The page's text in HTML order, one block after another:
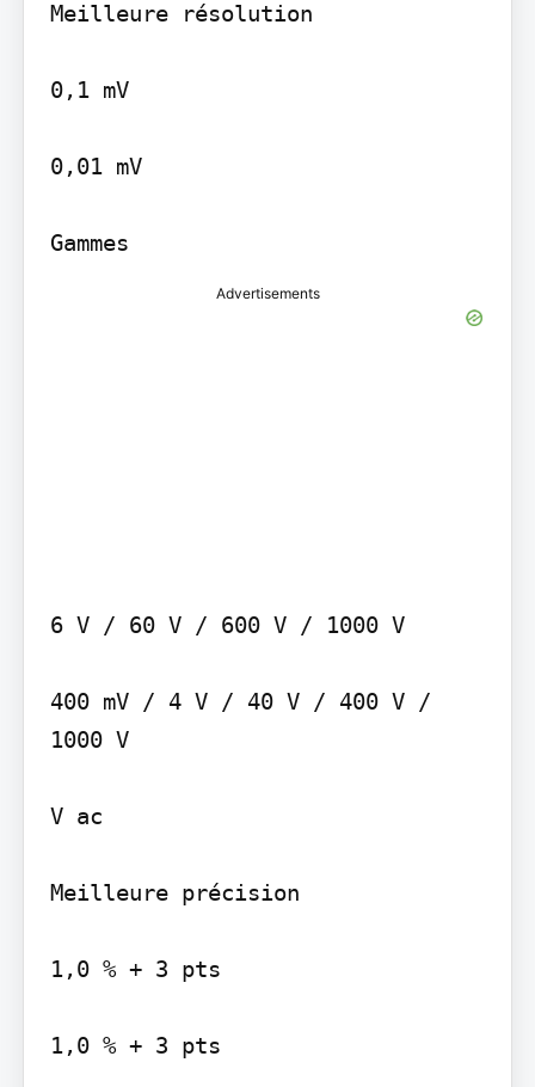
Meilleure résolution
0,1 mV
0,01 mV
Advertisements
6 V / 60 V / 600 V / 1000 V
400 mV / 4 V / 40 V / 400 V /
1000 V
V ac
Meilleure précision
1,0 % + 3 pts
1,0 % + 3 pts